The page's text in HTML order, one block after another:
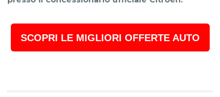
SCOPRI LE MIGLIORI OFFERTE AUTO